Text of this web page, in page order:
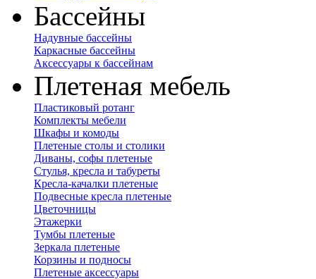
Бассейны
Надувные бассейны
Каркасные бассейны
Аксессуары к бассейнам
Плетеная мебель
Пластиковый ротанг
Комплекты мебели
Шкафы и комоды
Плетеные столы и столики
Диваны, софы плетеные
Стулья, кресла и табуреты
Кресла-качалки плетеные
Подвесные кресла плетеные
Цветочницы
Этажерки
Тумбы плетеные
Зеркала плетеные
Корзины и подносы
Плетеные аксессуары